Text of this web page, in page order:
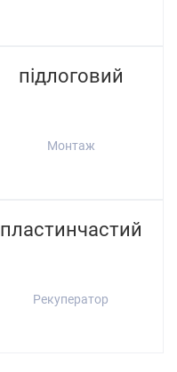
підлоговий
Монтаж
пластинчастий
Рекуператор